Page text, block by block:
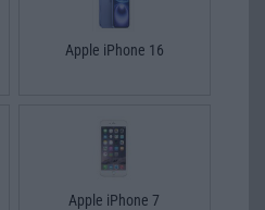
Apple iPhone 16
Apple iPhone 7